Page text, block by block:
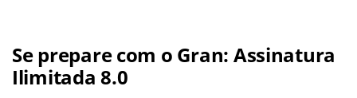
Se prepare com o Gran: Assinatura
Ilimitada 8.0